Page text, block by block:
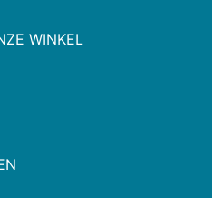
WINKEL